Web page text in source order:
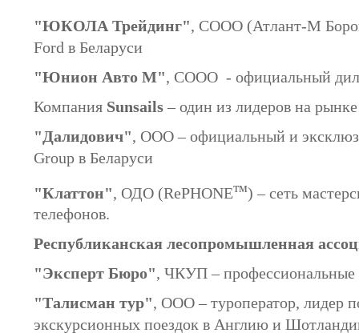
"ЮКОЛА Трейдинг", СООО (Атлант-М
Ford в Беларуси
"Юнион Авто М", CООО - официальный
Компания Sunsails – один из лидеров на
"Далидович", ООО – официальный и
Group в Беларуси
"Клаттон" , ОДО (RePHONEтм) – сеть
телефонов.
Республиканская лесопромышленная
"Эксперт Бюро", ЧКУП – профессиональные
"Талисман тур", ООО – туроператор, лидер
экскурсионных поездок в Англию и